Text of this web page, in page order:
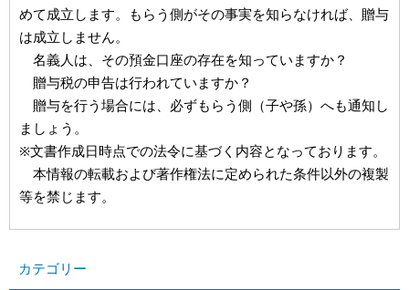
めて成立します。もらう側がその事実を知らなければ、贈与
は成立しません。
名義人は、その預金口座の存在を知っていますか？
贈与税の申告は行われていますか？
贈与を行う場合には、必ずもらう側（子や孫）へも通知し
ましょう。
※文書作成日時点での法令に基づく内容となっております。
本情報の転載および著作権法に定められた条件以外の複製
等を禁じます。
カテゴリー